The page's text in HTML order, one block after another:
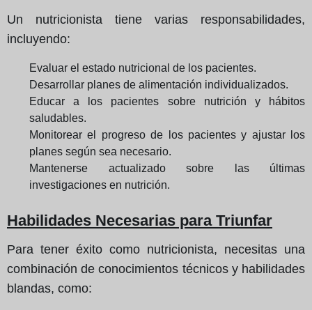
Un nutricionista tiene varias responsabilidades,
incluyendo:
Evaluar el estado nutricional de los pacientes.
Desarrollar planes de alimentación individualizados.
Educar a los pacientes sobre nutrición y hábitos
saludables.
Monitorear el progreso de los pacientes y ajustar los
planes según sea necesario.
Mantenerse actualizado sobre las últimas
investigaciones en nutrición.
Habilidades Necesarias para Triunfar
Para tener éxito como nutricionista, necesitas una
combinación de conocimientos técnicos y habilidades
blandas, como: